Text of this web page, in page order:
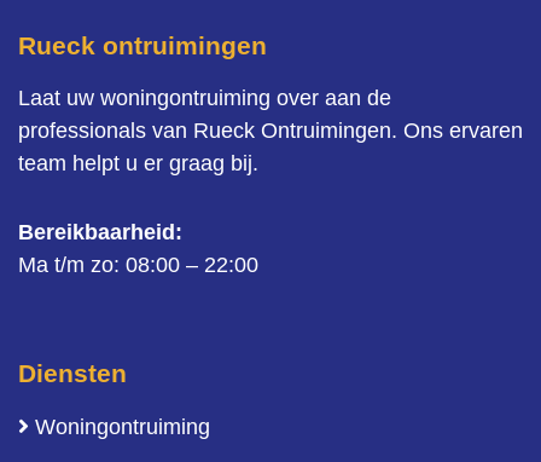
Rueck ontruimingen
Laat uw woningontruiming over aan de
professionals van Rueck Ontruimingen. Ons ervaren
team helpt u er graag bij.
Bereikbaarheid:
Ma t/m zo: 08:00 – 22:00
Diensten
Woningontruiming